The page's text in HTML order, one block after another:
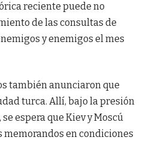
reciente puede no
de las consultas de
y enemigos el mes
también anunciaron que
turca. Allí, bajo la presión
espera que Kiev y Moscú
en condiciones